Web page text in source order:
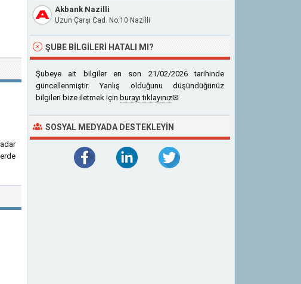
Akbank Nazilli
Uzun Çarşı Cad. No:10 Nazilli
ŞUBE BILGILERI HATALI MI?
Şubeye ait bilgiler en son 21/02/2026 tarihinde
güncellenmiştir. Yanlış olduğunu düşündüğünüz
bilgileri bize iletmek için burayı tıklayınız✉
SOSYAL MEDYADA DESTEKLEYIN